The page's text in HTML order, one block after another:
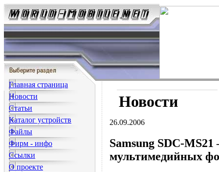
Главная страница
Новости
Статьи
Каталог устройств
Файлы
Фирм - инфо
Ссылки
О проекте
Новости
26.09.2006
Samsung SDC-
мультимедийных